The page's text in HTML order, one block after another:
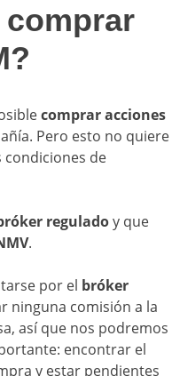
comprar
comprar acciones
Pero esto no quiere
condiciones de
reguladoy que
.
por el bróker
ninguna comisión a la
así que nos podremos
encontrar el
y estar pendientes